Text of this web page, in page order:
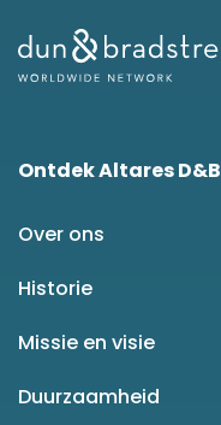
Ontdek Altares D&B
Over ons
Historie
Missie en visie
Duurzaamheid